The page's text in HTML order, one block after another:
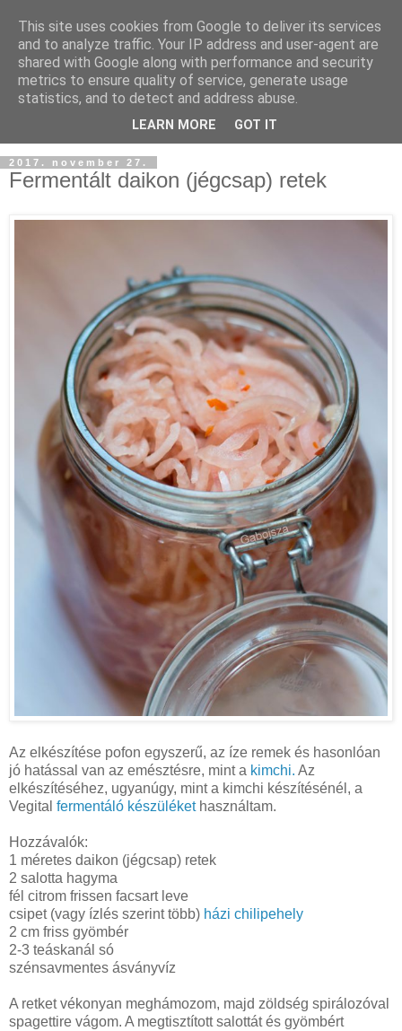
2017. november 27.
Fermentált daikon (jégcsap) retek
Az elkészítése pofon egyszerű, az íze remek és hasonlóan
jó hatással van az emésztésre, mint a kimchi. Az
elkészítéséhez, ugyanúgy, mint a kimchi készítésénél, a
Vegital fermentáló készülékethasználtam.
Hozzávalók:
1 méretes daikon (jégcsap) retek
2 salotta hagyma
fél citrom frissen facsart leve
csipet (vagy ízlés szerint több) házi chilipehely
2 cm friss gyömbér
2-3 teáskanál só
szénsavmentes ásványvíz
A retket vékonyan meghámozom, majd zöldség spirálozóval
spagettire vágom. A megtisztított salottát és gyömbért
This site uses cookies from Google to deliver its services
and to analyze traffic. Your IP address and user-agent are
shared with Google along with performance and security
metrics to ensure quality of service, generate usage
statistics, and to detect and address abuse.
LEARN MORE GOT IT